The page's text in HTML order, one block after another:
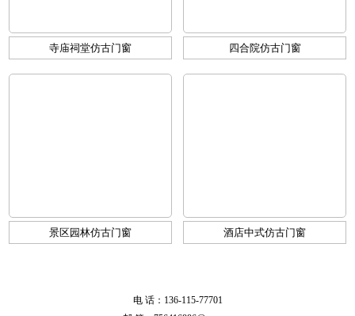
寺庙祠堂仿古门窗 四合院仿古门窗
景区园林仿古门窗 酒店中式仿古门窗
电 话：136-115-77701